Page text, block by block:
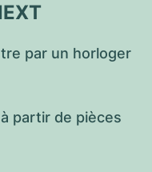
par un horloger
partir de pièces